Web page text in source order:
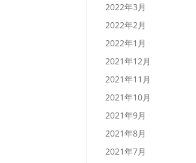
2022年3月
2022年2月
2022年1月
2021年12月
2021年11月
2021年10月
2021年9月
2021年8月
2021年7月